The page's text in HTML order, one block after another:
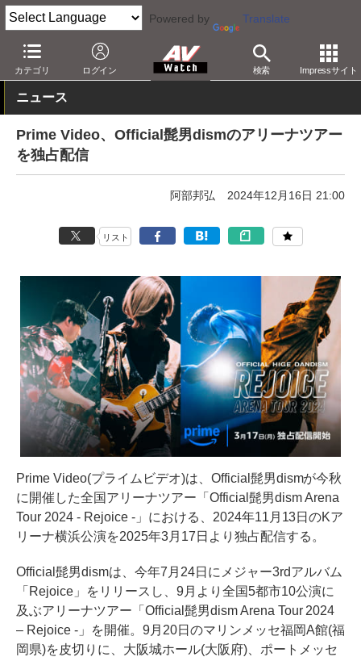
Powered by Translate
カテゴリ ログイン 検索 Impressサイト
AV Watch コンテンツ・サービス 映像配信 Amazonビデオ
ニュース
Prime Video、Official髭男dismのアリーナツアー
を独占配信
阿部邦弘 2024年12月16日 21:00
リスト
Prime Video(プライムビデオ)は、Official髭男dismが今秋
に開催した全国アリーナツアー「Official髭男dism Arena
Tour 2024 - Rejoice -」における、2024年11月13日のKア
リーナ横浜公演を2025年3月17日より独占配信する。
Official髭男dismは、今年7月24日にメジャー3rdアルバム
「Rejoice」をリリースし、9月より全国5都市10公演に
及ぶアリーナツアー「Official髭男dism Arena Tour 2024
– Rejoice -」を開催。9月20日のマリンメッセ福岡A館(福
岡県)を皮切りに、大阪城ホール(大阪府)、ポートメッセ